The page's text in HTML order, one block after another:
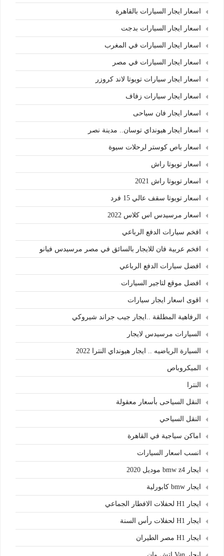
اسعار ايجار السيارات بالقاهرة
اسعار ايجار السيارات بدجت
اسعار ايجار السيارات في المغرب
اسعار ايجار السيارات في مصر
اسعار ايجار سيارات تويوتا لاند كروزر
اسعار ايجار سيارات زفاف
اسعار ايجار فان سياحى
اسعار ايجار هيونداي توسان.. مدينة نصر
اسعار باص كوستر لرحلات سيوة
اسعار تويوتا راش
اسعار تويوتا راش 2021
اسعار تويوتا سقف عالي 15 فرد
اسعار مرسيدس اس كلاس 2022
افخم سيارات الدفع الرباعي
افخم عربية فان للايجار بالسائق في مصر مرسيدس فيانو
افضل سيارات الدفع الرباعي
افضل موقع لتاجير السيارات
اقوى اسعار ايجار سيارات
الرفاهية المطلقة ..ايجار جيب جراند شيروكي
السيارات مرسيدس لايجار
السيارة الرياضيه .. ايجار هيونداي النترا 2022
الميكروباص
النترا
النقل السياحى بأسعار معقولة
النقل السياحي
اماكن سياجية في القاهرة
انسب اسعار السيارات
ايجار bmw z4 موديل 2020
ايجار bmw كابورلية
ايجار H1 لحفلات الافطار الجماعي
ايجار H1 لحفلات رأس السنة
ايجار H1 مصر الطيران